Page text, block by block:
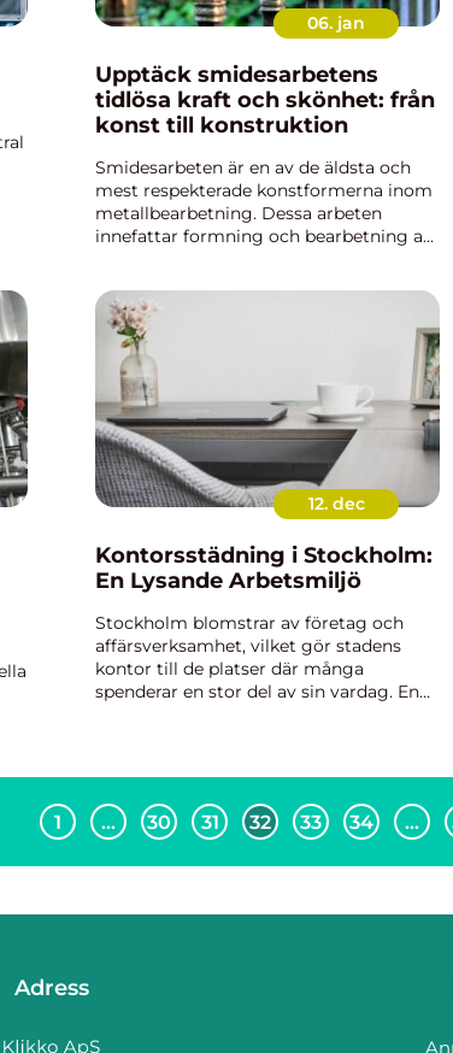
06. jan
Upptäck smidesarbetens
tidlösa kraft och skönhet: från
konst till konstruktion
Smidesarbeten är en av de äldsta och
mest respekterade konstformerna inom
metallbearbetning. Dessa arbeten
innefattar formning och bearbetning av
med h...
12. dec
Kontorsstädning i Stockholm:
En Lysande Arbetsmiljö
Stockholm blomstrar av företag och
affärsverksamhet, vilket gör stadens
kontor till de platser där många
spenderar en stor del av sin vardag. En
1 … 30 31 32 33 34 …
Adress